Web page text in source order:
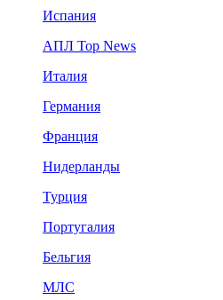
Испания
АПЛ Top News
Италия
Германия
Франция
Нидерланды
Турция
Португалия
Бельгия
МЛС